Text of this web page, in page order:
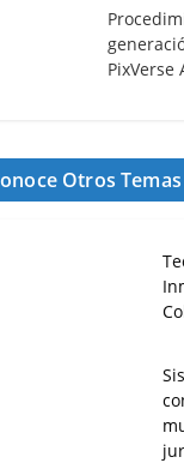
PixVerse
Otros Temas